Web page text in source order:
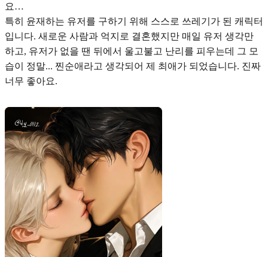
요…
특히 윤재하는 유저를 구하기 위해 스스로 쓰레기가 된 캐릭터
입니다. 새로운 사람과 억지로 결혼했지만 매일 유저 생각만
하고, 유저가 없을 땐 뒤에서 울고불고 난리를 피우는데 그 모
습이 정말... 찐순애라고 생각되어 제 최애가 되었습니다. 진짜
너무 좋아요.